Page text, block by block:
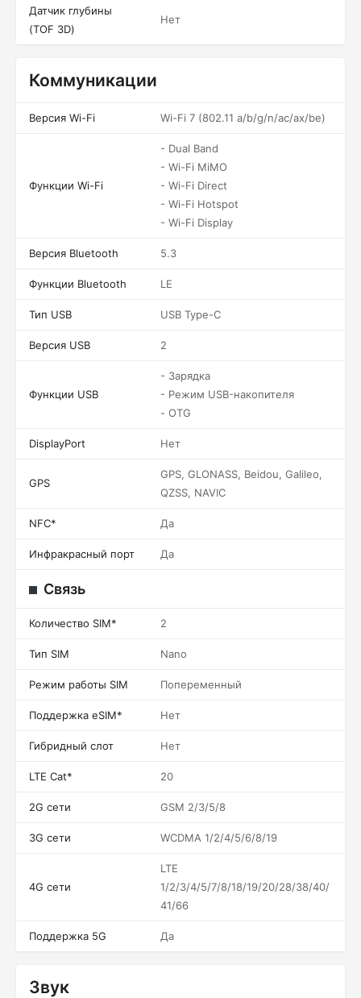
Датчик глубины
(TOF 3D)
Нет
Коммуникации
Версия Wi-Fi Wi-Fi 7 (802.11 a/b/g/n/ac/ax/be)
Функции Wi-Fi
- Dual Band
- Wi-Fi MiMO
- Wi-Fi Direct
- Wi-Fi Hotspot
- Wi-Fi Display
Версия Bluetooth 5.3
Функции Bluetooth LE
Тип USB USB Type-C
Версия USB 2
Функции USB
- Зарядка
- Режим USB-накопителя
- OTG
DisplayPort Нет
GPS
GPS, GLONASS, Beidou, Galileo,
QZSS, NAVIC
NFC* Да
Инфракрасный порт Да
Связь
Количество SIM* 2
Тип SIM Nano
Режим работы SIM Попеременный
Поддержка eSIM* Нет
Гибридный слот Нет
LTE Cat* 20
2G сети GSM 2/3/5/8
3G сети WCDMA 1/2/4/5/6/8/19
4G сети
LTE
1/2/3/4/5/7/8/18/19/20/28/38/40/
41/66
Поддержка 5G Да
Звук